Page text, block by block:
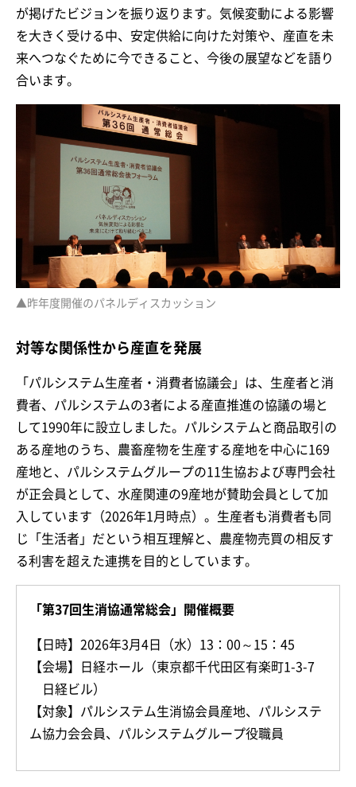
が掲げたビジョンを振り返ります。気候変動による影響
を大きく受ける中、安定供給に向けた対策や、産直を未
来へつなぐために今できること、今後の展望などを語り
合います。
▲昨年度開催のパネルディスカッション
対等な関係性から産直を発展
「パルシステム生産者・消費者協議会」は、生産者と消
費者、パルシステムの3者による産直推進の協議の場と
して1990年に設立しました。パルシステムと商品取引の
ある産地のうち、農畜産物を生産する産地を中心に169
産地と、パルシステムグループの11生協および専門会社
が正会員として、水産関連の9産地が賛助会員として加
入しています（2026年1月時点）。生産者も消費者も同
じ「生活者」だという相互理解と、農産物売買の相反す
る利害を超えた連携を目的としています。
「第37回生消協通常総会」開催概要
【日時】2026年3月4日（水）13：00～15：45
【会場】日経ホール（東京都千代田区有楽町1-3-7
日経ビル）
【対象】パルシステム生消協会員産地、パルシステ
ム協力会会員、パルシステムグループ役職員